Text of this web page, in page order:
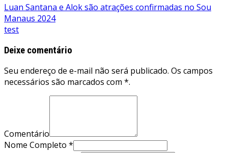
Navegação
de
Post
Luan Santana e Alok são atrações confirmadas no Sou
Manaus 2024
test
Deixe comentário
Seu endereço de e-mail não será publicado. Os campos
necessários são marcados com *.
Comentário
Nome Completo *